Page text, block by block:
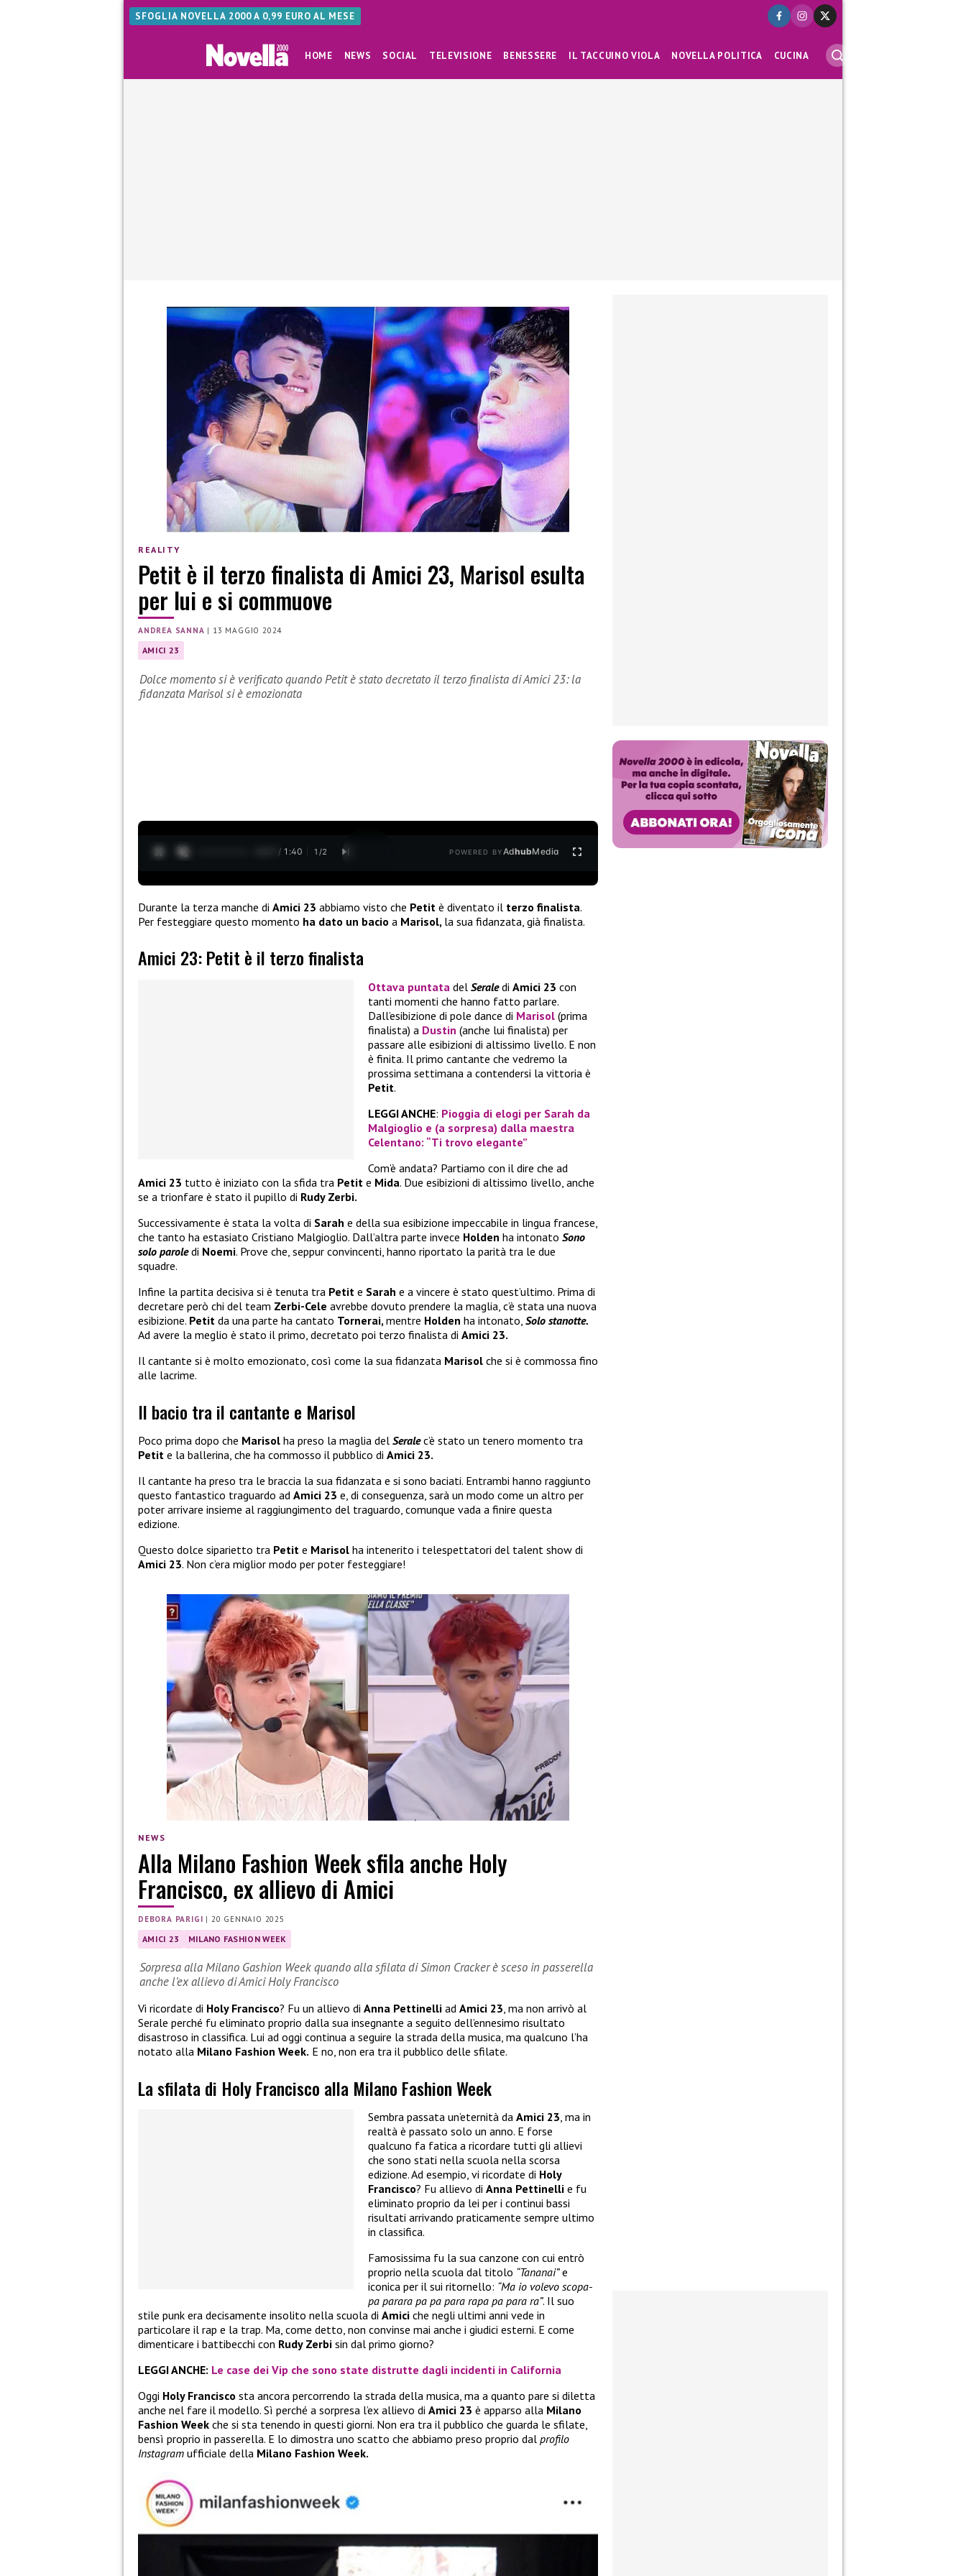
SFOGLIA NOVELLA 2000 A 0,99 EURO AL MESE
HOME NEWS SOCIAL TELEVISIONE BENESSERE IL TACCUINO VIOLA NOVELLA POLITICA CUCINA
REALITY
Petit è il terzo finalista di Amici 23, Marisol esulta
per lui e si commuove
ANDREA SANNA | 13 MAGGIO 2024
AMICI 23
Dolce momento si è verificato quando Petit è stato decretato il terzo finalista di Amici 23: la
fidanzata Marisol si è emozionata
0:28 / 1:40 1 /2 POWERED BYAdhubMedia
Durante la terza manche di Amici 23 abbiamo visto che Petit è diventato il terzo finalista.
Per festeggiare questo momento ha dato un bacio a Marisol, la sua fidanzata, già finalista.
Amici 23: Petit è il terzo finalista
Ottava puntata del Seraledi Amici 23 con
tanti momenti che hanno fatto parlare.
Dall’esibizione di pole dance di Marisol (prima
finalista) a Dustin (anche lui finalista) per
passare alle esibizioni di altissimo livello. E non
è finita. Il primo cantante che vedremo la
prossima settimana a contendersi la vittoria è
Petit.
LEGGI ANCHE: Pioggia di elogi per Sarah da
Malgioglio e (a sorpresa) dalla maestra
Celentano: “Ti trovo elegante”
Com’è andata? Partiamo con il dire che ad
Amici 23 tutto è iniziato con la sfida tra Petit e Mida. Due esibizioni di altissimo livello, anche
se a trionfare è stato il pupillo di Rudy Zerbi.
Successivamente è stata la volta di Sarah e della sua esibizione impeccabile in lingua francese,
che tanto ha estasiato Cristiano Malgioglio. Dall’altra parte invece Holden ha intonato Sono
solo paroledi Noemi. Prove che, seppur convincenti, hanno riportato la parità tra le due
squadre.
Infine la partita decisiva si è tenuta tra Petit e Sarah e a vincere è stato quest’ultimo. Prima di
decretare però chi del team Zerbi-Cele avrebbe dovuto prendere la maglia, c’è stata una nuova
esibizione. Petit da una parte ha cantato Tornerai,mentre Holden ha intonato, Solo stanotte.
Ad avere la meglio è stato il primo, decretato poi terzo finalista di Amici 23.
Il cantante si è molto emozionato, così come la sua fidanzata Marisol che si è commossa fino
alle lacrime.
Il bacio tra il cantante e Marisol
Poco prima dopo che Marisol ha preso la maglia del Seralec’è stato un tenero momento tra
Petit e la ballerina, che ha commosso il pubblico di Amici 23.
Il cantante ha preso tra le braccia la sua fidanzata e si sono baciati. Entrambi hanno raggiunto
questo fantastico traguardo ad Amici 23 e, di conseguenza, sarà un modo come un altro per
poter arrivare insieme al raggiungimento del traguardo, comunque vada a finire questa
edizione.
Questo dolce siparietto tra Petit e Marisol ha intenerito i telespettatori del talent show di
Amici 23. Non c’era miglior modo per poter festeggiare!
NEWS
Alla Milano Fashion Week sfila anche Holy
Francisco, ex allievo di Amici
DEBORA PARIGI | 20 GENNAIO 2025
AMICI 23 MILANO FASHION WEEK
Sorpresa alla Milano Gashion Week quando alla sfilata di Simon Cracker è sceso in passerella
anche l’ex allievo di Amici Holy Francisco
Vi ricordate di Holy Francisco? Fu un allievo di Anna Pettinelli ad Amici 23, ma non arrivò al
Serale perché fu eliminato proprio dalla sua insegnante a seguito dell’ennesimo risultato
disastroso in classifica. Lui ad oggi continua a seguire la strada della musica, ma qualcuno l’ha
notato alla Milano Fashion Week. E no, non era tra il pubblico delle sfilate.
La sfilata di Holy Francisco alla Milano Fashion Week
Sembra passata un’eternità da Amici 23, ma in
realtà è passato solo un anno. E forse
qualcuno fa fatica a ricordare tutti gli allievi
che sono stati nella scuola nella scorsa
edizione. Ad esempio, vi ricordate di Holy
Francisco? Fu allievo di Anna Pettinelli e fu
eliminato proprio da lei per i continui bassi
risultati arrivando praticamente sempre ultimo
in classifica.
Famosissima fu la sua canzone con cui entrò
proprio nella scuola dal titolo “Tananai”e
iconica per il sui ritornello: “Ma io volevo scopa-
pa parara pa pa para rapa pa para ra”. Il suo
stile punk era decisamente insolito nella scuola di Amici che negli ultimi anni vede in
particolare il rap e la trap. Ma, come detto, non convinse mai anche i giudici esterni. E come
dimenticare i battibecchi con Rudy Zerbi sin dal primo giorno?
LEGGI ANCHE: Le case dei Vip che sono state distrutte dagli incidenti in California
Oggi Holy Francisco sta ancora percorrendo la strada della musica, ma a quanto pare si diletta
anche nel fare il modello. Sì perché a sorpresa l’ex allievo di Amici 23 è apparso alla Milano
Fashion Week che si sta tenendo in questi giorni. Non era tra il pubblico che guarda le sfilate,
bensì proprio in passerella. E lo dimostra uno scatto che abbiamo preso proprio dal profilo
Instagram ufficiale della Milano Fashion Week.